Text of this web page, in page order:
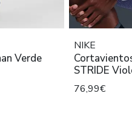
Chaqueta Dickies Ronan Verde
NIKE
STRIDE
76,99€